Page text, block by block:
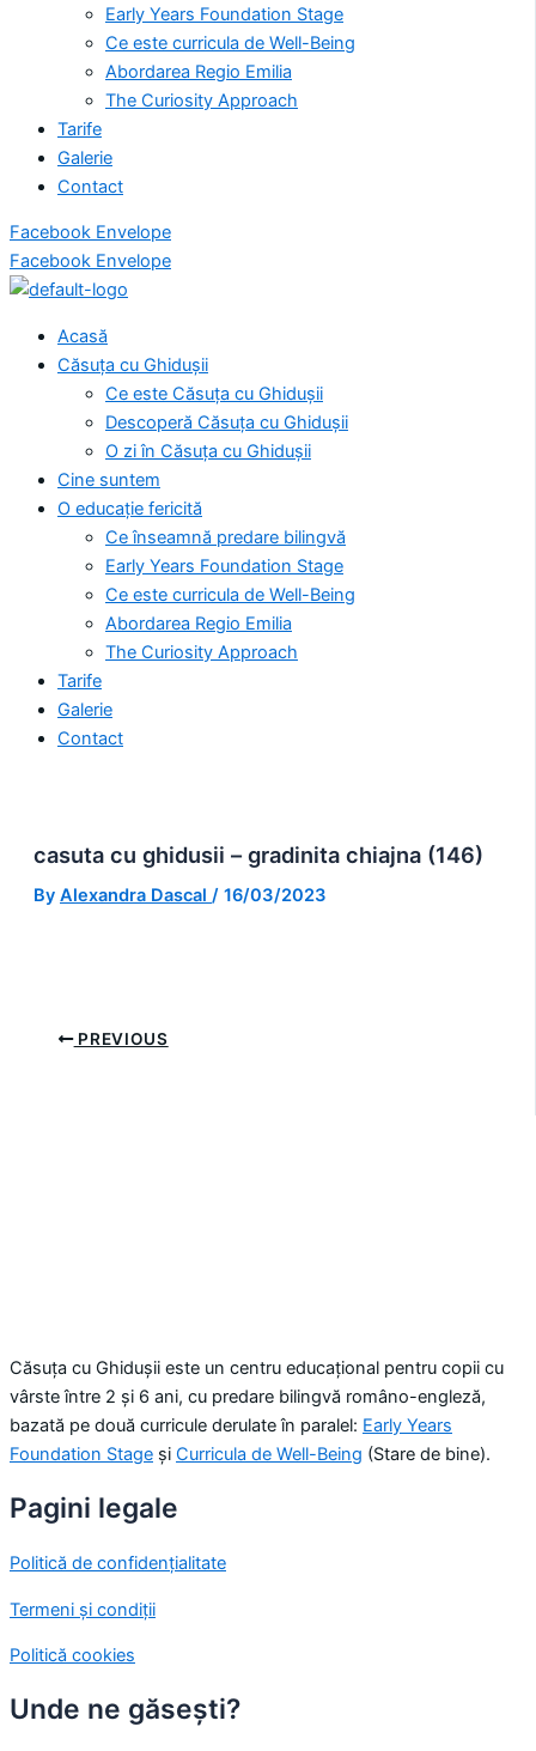
Early Years Foundation Stage
Ce este curricula de Well-Being
Abordarea Regio Emilia
The Curiosity Approach
Tarife
Galerie
Contact
Facebook Envelope
Facebook Envelope
Acasă
Căsuța cu Ghidușii
Ce este Căsuța cu Ghidușii
Descoperă Căsuța cu Ghidușii
O zi în Căsuța cu Ghidușii
Cine suntem
O educație fericită
Ce înseamnă predare bilingvă
Early Years Foundation Stage
Ce este curricula de Well-Being
Abordarea Regio Emilia
The Curiosity Approach
Tarife
Galerie
Contact
casuta cu ghidusii – gradinita chiajna (146)
By Alexandra Dascal / 16/03/2023
PREVIOUS
Căsuța cu Ghidușii este un centru educațional pentru copii cu
vârste între 2 și 6 ani, cu predare bilingvă româno-engleză,
bazată pe două curricule derulate în paralel: Early Years
Foundation Stage și Curricula de Well-Being (Stare de bine).
Pagini legale
Politică de confidențialitate
Termeni și condiții
Politică cookies
Unde ne găsești?